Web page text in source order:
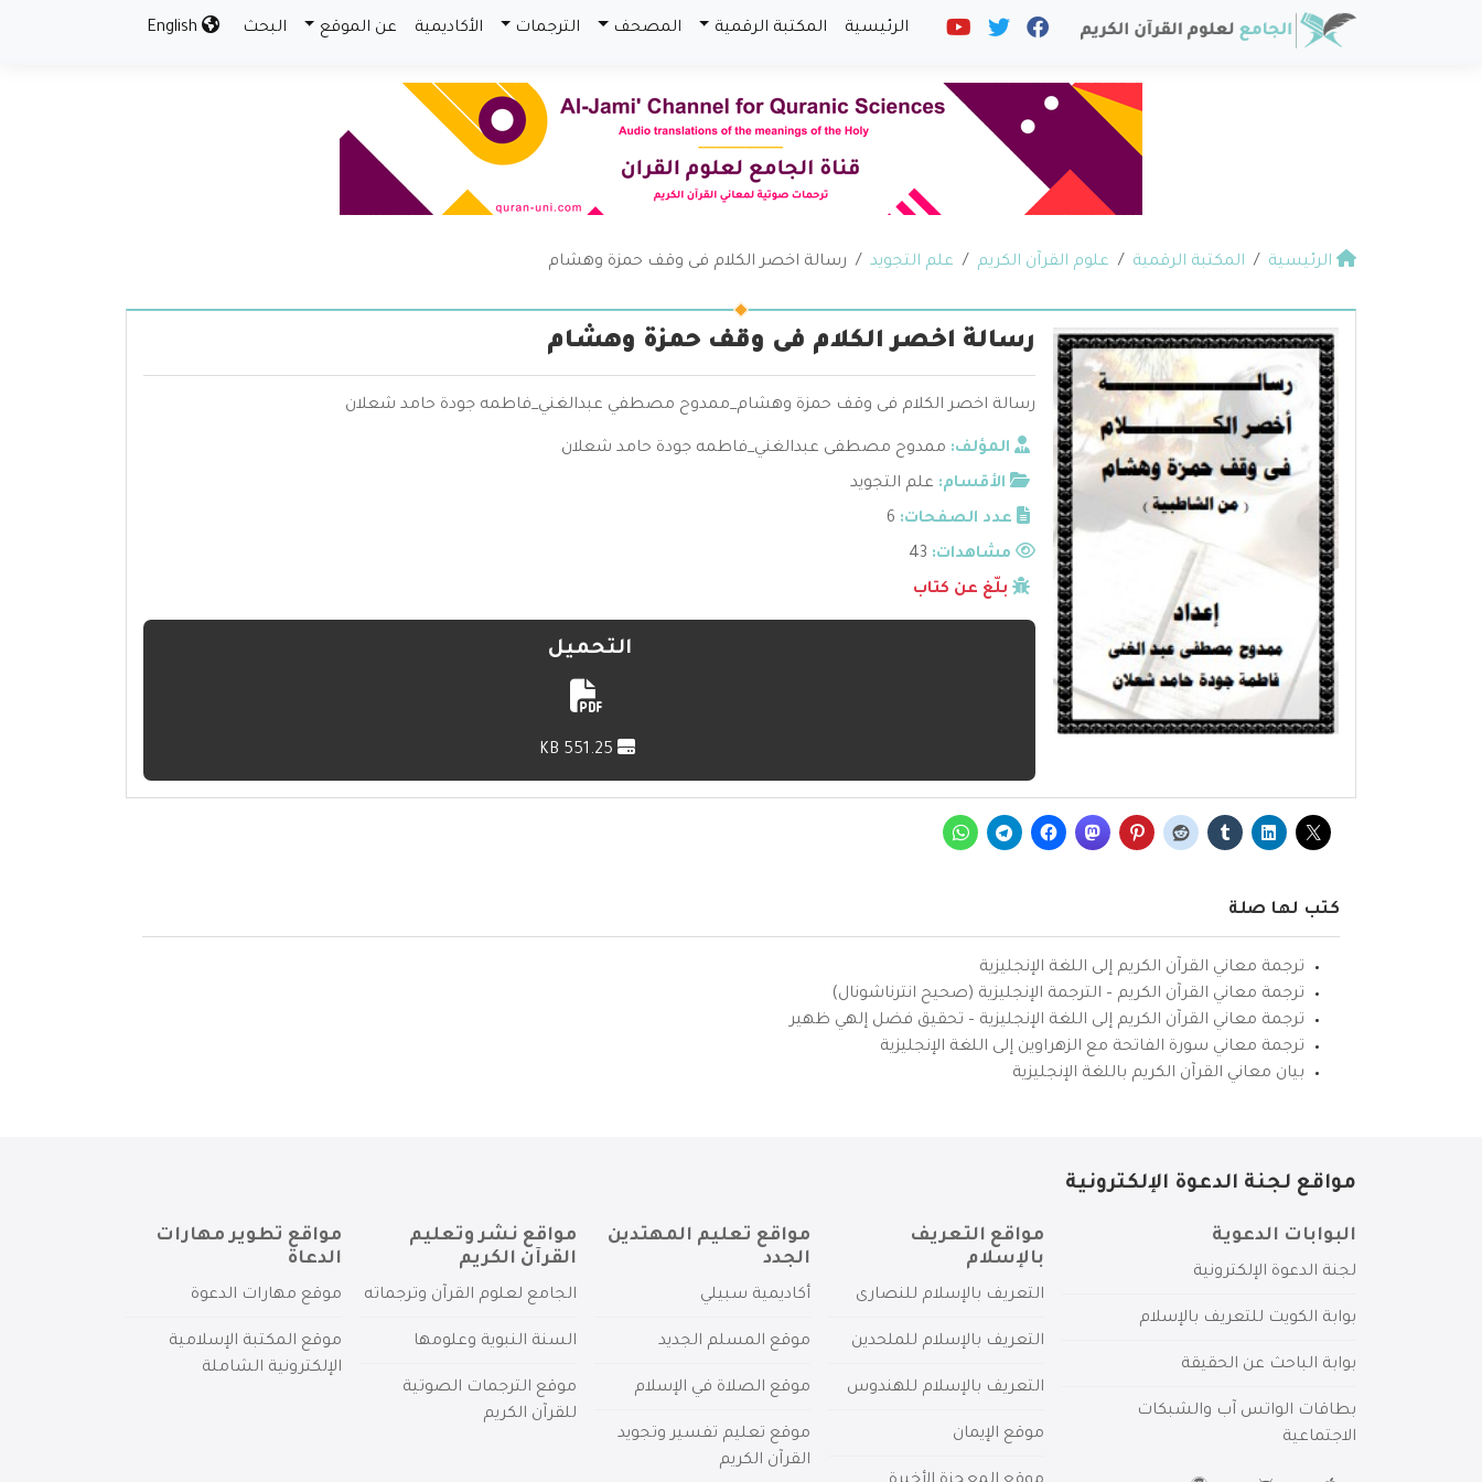
الرئيسية المكتبة الرقمية المصحف الترجمات الأكاديمية عن الموقع البحث
الرئيسية المكتبة الرقمية علوم القرآن الكريم علم التجويد رسالة اخصر الكلام فى وقف حمزة وهشام
رسالة اخصر الكلام فى وقف حمزة وهشام
رسالة اخصر الكلام فى وقف حمزة وهشام_ممدوح مصطفي عبدالغني_فاطمه جودة حامد شعلان
المؤلف: ممدوح مصطفى عبدالغني_فاطمه جودة حامد شعلان
الأقسام: علم التجويد
عدد الصفحات: 6
مشاهدات:
بلّغ عن كتاب
التحميل
كتب لها صلة
ترجمة معاني القرآن الكريم إلى اللغة الإنجليزية
ترجمة معاني القرآن الكريم – الترجمة الإنجليزية (صحيح انترناشونال)
ترجمة معاني القرآن الكريم إلى اللغة الإنجليزية – تحقيق فضل إلهي ظهير
ترجمة معاني سورة الفاتحة مع الزهراوين إلى اللغة الإنجليزية
بيان معاني القرآن الكريم باللغة الإنجليزية
مواقع لجنة الدعوة الإلكترونية
البوابات الدعوية
لجنة الدعوة الإلكترونية
بوابة الكويت للتعريف بالإسلام
بوابة الباحث عن الحقيقة
بطاقات الواتس آب والشبكات
الاجتماعية
مواقع التعريف
بالإسلام
التعريف بالإسلام للنصارى
التعريف بالإسلام للملحدين
التعريف بالإسلام للهندوس
موقع الإيمان
مواقع تعليم المهتدين
الجدد
أكاديمية سبيلي
موقع المسلم الجديد
موقع الصلاة في الإسلام
موقع تعليم تفسير وتجويد
القرآن الكريم
مواقع نشر وتعليم
القرآن الكريم
الجامع لعلوم القرآن وترجماته
السنة النبوية وعلومها
موقع الترجمات الصوتية
للقرآن الكريم
مواقع تطوير مهارات
الدعاة
موقع مهارات الدعوة
موقع المكتبة الإسلامية
الإلكترونية الشاملة